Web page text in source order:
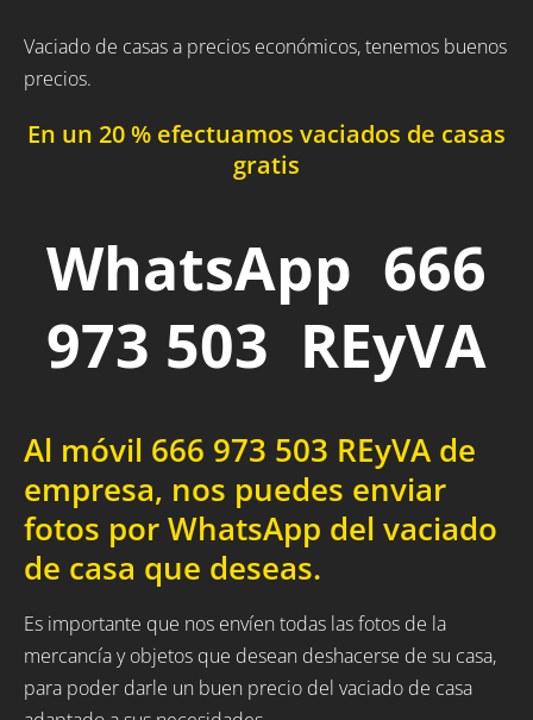
Vaciado de casas a precios económicos, tenemos buenos
precios.
En un 20 % efectuamos vaciados de casas
gratis
WhatsApp 666
973 503 REyVA
Al móvil 666 973 503 REyVA de
empresa, nos puedes enviar
fotos por WhatsApp del vaciado
de casa que deseas.
Es importante que nos envíen todas las fotos de la
mercancía y objetos que desean deshacerse de su casa,
para poder darle un buen precio del vaciado de casa